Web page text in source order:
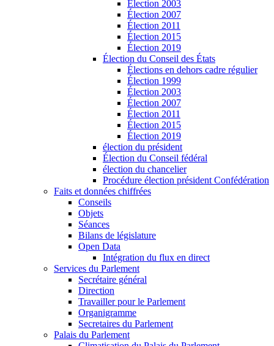
Élection 2003
Élection 2007
Élection 2011
Élection 2015
Élection 2019
Élection du Conseil des États
Élections en dehors cadre régulier
Élection 1999
Élection 2003
Élection 2007
Élection 2011
Élection 2015
Élection 2019
élection du président
Élection du Conseil fédéral
élection du chancelier
Procédure élection président Confédération
Faits et données chiffrées
Conseils
Objets
Séances
Bilans de législature
Open Data
Intégration du flux en direct
Services du Parlement
Secrétaire général
Direction
Travailler pour le Parlement
Organigramme
Secretaires du Parlement
Palais du Parlement